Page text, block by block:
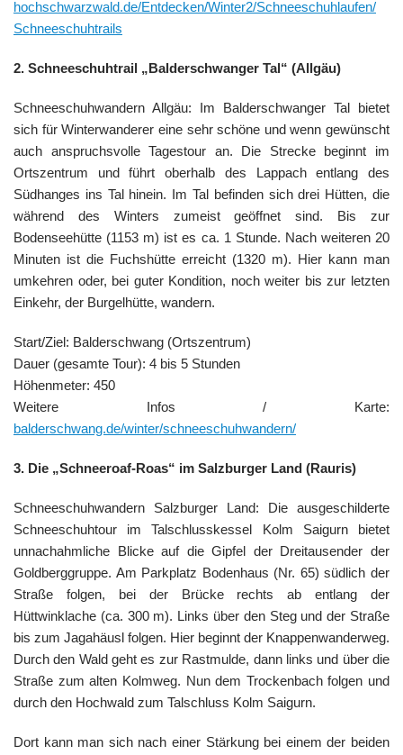
hochschwarzwald.de/Entdecken/Winter2/Schneeschuhlaufen/
Schneeschuhtrails
2. Schneeschuhtrail „Balderschwanger Tal“ (Allgäu)
Schneeschuhwandern Allgäu: Im Balderschwanger Tal bietet
sich für Winterwanderer eine sehr schöne und wenn gewünscht
auch anspruchsvolle Tagestour an. Die Strecke beginnt im
Ortszentrum und führt oberhalb des Lappach entlang des
Südhanges ins Tal hinein. Im Tal befinden sich drei Hütten, die
während des Winters zumeist geöffnet sind. Bis zur
Bodenseehütte (1153 m) ist es ca. 1 Stunde. Nach weiteren 20
Minuten ist die Fuchshütte erreicht (1320 m). Hier kann man
umkehren oder, bei guter Kondition, noch weiter bis zur letzten
Einkehr, der Burgelhütte, wandern.
Start/Ziel: Balderschwang (Ortszentrum)
Dauer (gesamte Tour): 4 bis 5 Stunden
Höhenmeter: 450
Weitere Infos / Karte:
balderschwang.de/winter/schneeschuhwandern/
3. Die „Schneeroaf-Roas“ im Salzburger Land (Rauris)
Schneeschuhwandern Salzburger Land: Die ausgeschilderte
Schneeschuhtour im Talschlusskessel Kolm Saigurn bietet
unnachahmliche Blicke auf die Gipfel der Dreitausender der
Goldberggruppe. Am Parkplatz Bodenhaus (Nr. 65) südlich der
Straße folgen, bei der Brücke rechts ab entlang der
Hüttwinklache (ca. 300 m). Links über den Steg und der Straße
bis zum Jagahäusl folgen. Hier beginnt der Knappenwanderweg.
Durch den Wald geht es zur Rastmulde, dann links und über die
Straße zum alten Kolmweg. Nun dem Trockenbach folgen und
durch den Hochwald zum Talschluss Kolm Saigurn.
Dort kann man sich nach einer Stärkung bei einem der beiden